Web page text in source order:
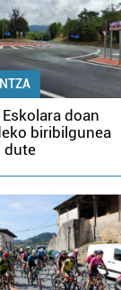
doan
biribilgunea
dute